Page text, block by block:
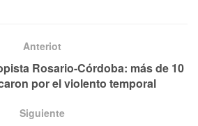
Anteriot
Rosario-Córdoba: más de 10
por el violento temporal
Siguiente